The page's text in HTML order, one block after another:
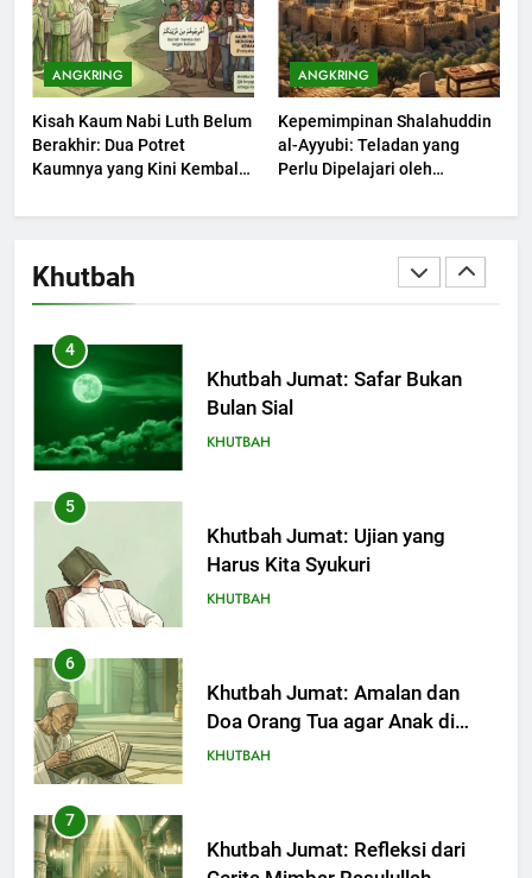
ANGKRING
Kisah Kaum Nabi Luth Belum
Berakhir: Dua Potret
Kaumnya yang Kini Kembali
ANGKRING
Kepemimpinan Shalahuddin
al-Ayyubi: Teladan yang
Perlu Dipelajari oleh
(2)
Khutbah
2
Khutbah Jumat: Melihat
Limpahan Nikmat Allah
KHUTBAH
Khutbah Jumat: Ketaatan,
Kebaikan dan Pengaruhnya
4
Khutbah Jumat: Safar Bukan
Bulan Sial
KHUTBAH
5
Khutbah Jumat: Ujian yang
Harus Kita Syukuri
KHUTBAH
6
Khutbah Jumat: Amalan dan
Doa Orang Tua agar Anak di
Pondok Pesantren Sukses Dunia
KHUTBAH
7
Khutbah Jumat: Refleksi dari